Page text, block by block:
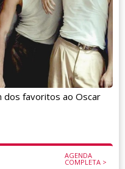
AGENDA
COMPLETA >
dos favoritos ao Oscar